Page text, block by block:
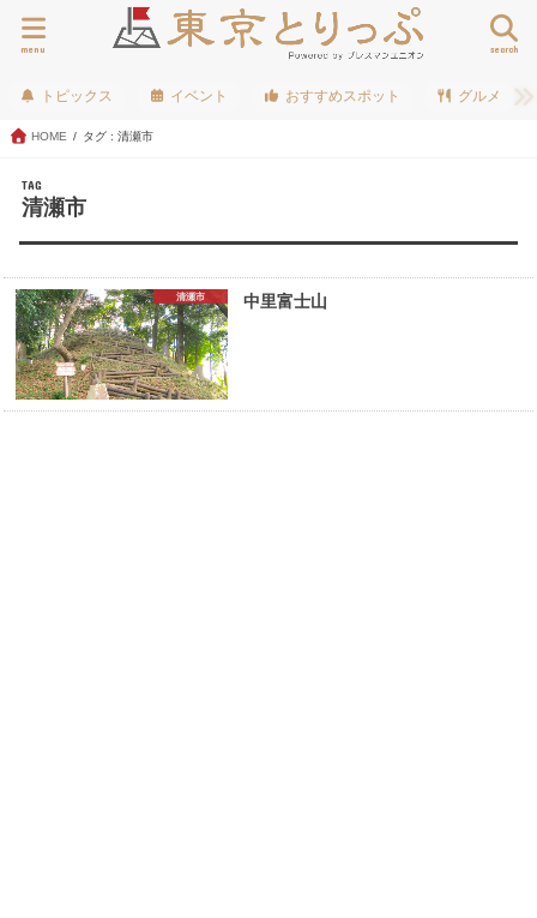
search
menu
トピックス イベント おすすめスポット グルメ
HOME タグ : 清瀬市
TAG
清瀬市
清瀬市 中里富士山